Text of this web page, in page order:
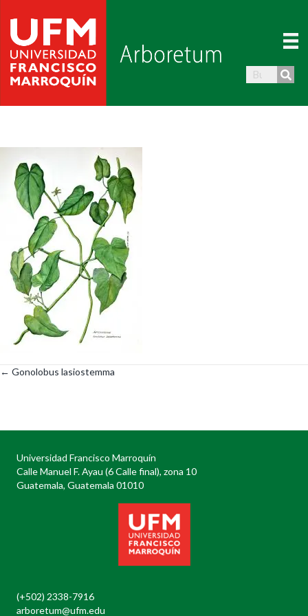
Posts
← Gonolobus lasiostemma
Universidad Francisco Marroquín
Calle Manuel F. Ayau (6 Calle final), zona 10
Guatemala, Guatemala 01010
(+502) 2338-7916
arboretum@ufm.edu